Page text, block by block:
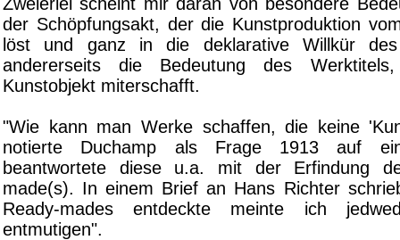
der Schöpfungsakt, der die Kunstproduktion
löst und ganz in die deklarative Willkür
andererseits die Bedeutung des
Kunstobjekt miterschafft.
"Wie kann man Werke schaffen, die keine
notierte Duchamp als Frage 1913 auf
beantwortete diese u.a. mit der Erfindung
made(s). In einem Brief an Hans Richter
Ready-mades entdeckte meinte ich
entmutigen".